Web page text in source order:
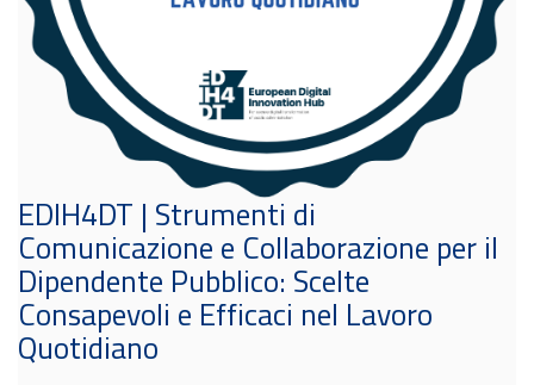
EDIH4DT | Strumenti di
Comunicazione e Collaborazione per il
Dipendente Pubblico: Scelte
Consapevoli e Efficaci nel Lavoro
Quotidiano